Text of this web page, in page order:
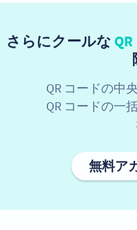
さらにクールな
QR コードの中
QR コードの一
無料ア